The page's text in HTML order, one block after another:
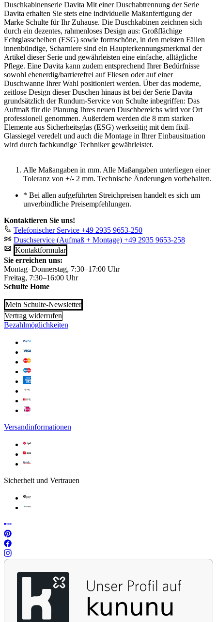
Duschkabinenserie Davita Mit einer Duschabtrennung der Serie
Davita erhalten Sie stets eine individuelle Maßanfertigung der
Marke Schulte für Ihr Zuhause. Die Duschkabinen zeichnen sich
durch ein dezentes, rahmenloses Design aus: Großflächige
Echtglasscheiben (ESG) sowie formschöne, in den meisten Fällen
innenbündige, Scharniere sind ein Haupterkennungsmerkmal der
Artikel dieser Serie und gewährleisten eine einfache, alltägliche
Pflege. Eine Davita kann zudem entsprechend Ihrer Bedürfnisse
sowohl ebenerdig/barrierefrei auf Fliesen oder auf einer
Duschwanne Ihrer Wahl positioniert werden. Über das moderne,
zeitlose Design dieser Duschen hinaus ist bei der Serie Davita
grundsätzlich der Rundum-Service von Schulte inbegriffen: Das
Aufmaß für die Planung Ihres neuen Duschbereichs wird vor Ort
professionell genommen. Außerdem werden die 8 mm starken
Elemente aus Sicherheitsglas (ESG) werkseitig mit dem fixil-
Glassiegel veredelt und auch die Montage in Ihrer Einbausituation
wird durch fachkundige Techniker gewährleistet.
Alle Maßangaben in mm. Alle Maßangaben unterliegen einer
Toleranz von +/- 2 mm. Technische Änderungen vorbehalten.
* Bei allen aufgeführten Streichpreisen handelt es sich um
unverbindliche Preisempfehlungen.
Kontaktieren Sie uns!
Telefonischer Service +49 2935 9653-250
Duschservice (Aufmaß + Montage) +49 2935 9653-258
Kontaktformular
Sie erreichen uns:
Montag–Donnerstag, 7:30–17:00 Uhr
Freitag, 7:30–16:00 Uhr
Schulte Home
Mein Schulte-Newsletter
Vertrag widerrufen
Bezahlmöglichkeiten
Versandinformationen
Sicherheit und Vertrauen